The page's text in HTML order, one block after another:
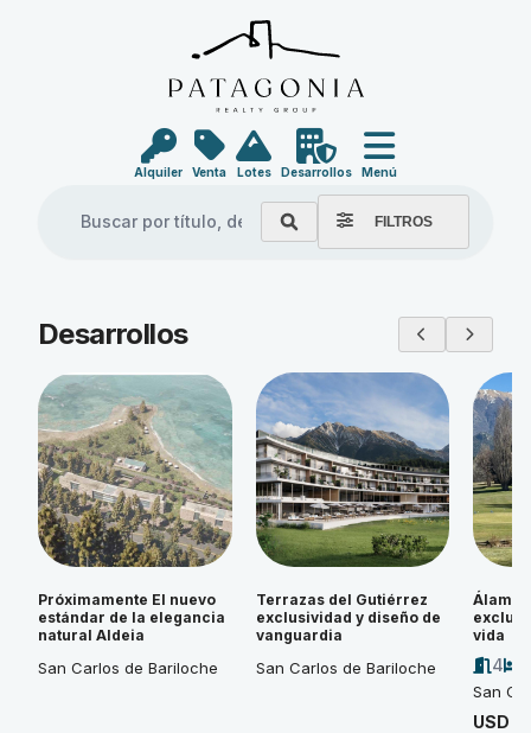
Alquiler Venta Lotes Desarrollos Menú
FILTROS
Explore our properties
Desarrollos
Próximamente El nuevo
estándar de la elegancia
natural Aldeia
San Carlos de Bariloche
Terrazas del Gutiérrez
exclusividad y diseño de
vanguardia
San Carlos de Bariloche
vida
4
San
USD